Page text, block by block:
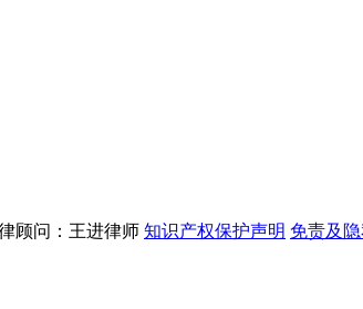
顾问：王进律师 知识产权保护声明 免责及